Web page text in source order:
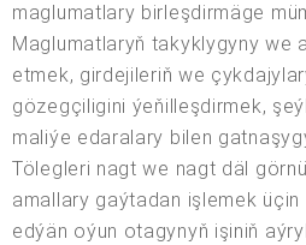
maglumatlary birleşdirmäge
Maglumatlaryň takyklygyny we
etmek, girdejileriň we
gözegçiligini ýeňilleşdirmek,
maliýe edaralary bilen
Tölegleri nagt we nagt däl
amallary gaýtadan işlemek
edýän oýun otagynyň işiniň